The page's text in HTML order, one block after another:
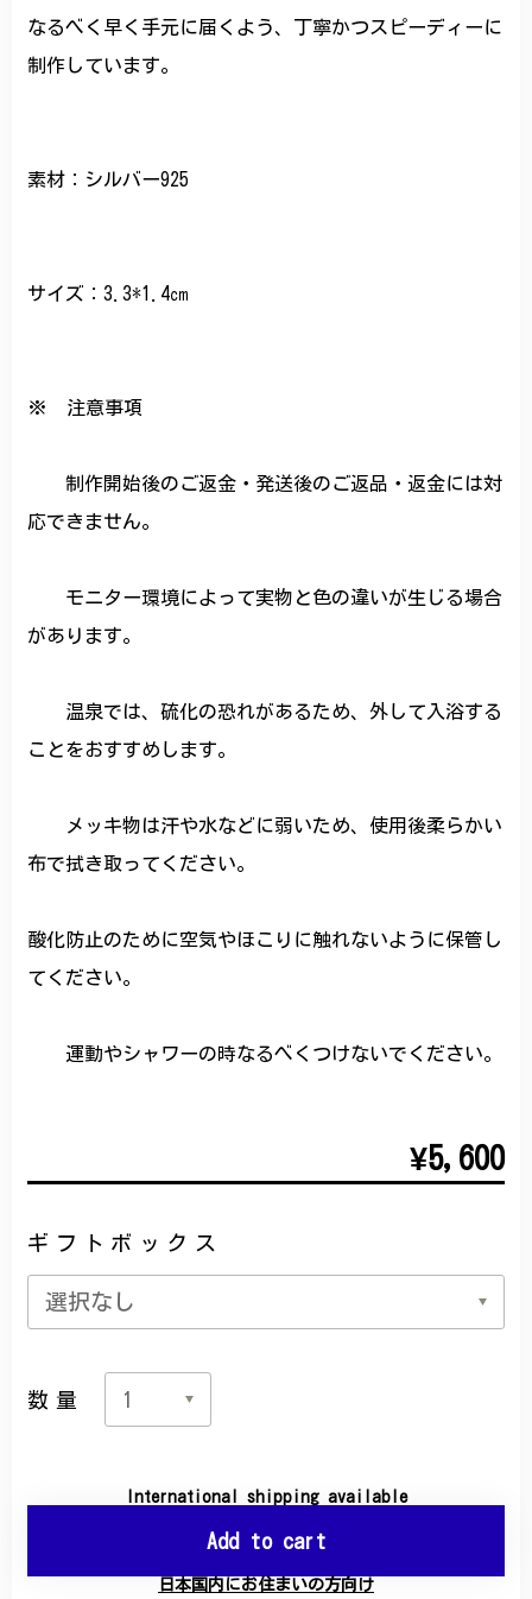
なるべく早く手元に届くよう、丁寧かつスピーディーに
制作しています。
素材：シルバー925
サイズ：3.3*1.4㎝
※ 注意事項
制作開始後のご返金・発送後のご返品・返金には対
応できません。
モニター環境によって実物と色の違いが生じる場合
があります。
温泉では、硫化の恐れがあるため、外して入浴する
ことをおすすめします。
メッキ物は汗や水などに弱いため、使用後柔らかい
布で拭き取ってください。
酸化防止のために空気やほこりに触れないように保管し
てください。
運動やシャワーの時なるべくつけないでください。
¥5,600
ギフトボックス
数量
International shipping available
Add to cart
日本国内にお住まいの方向け